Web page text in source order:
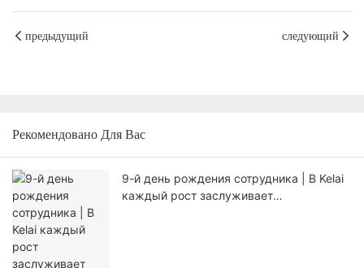
предыдущий следующий
Рекомендовано Для Вас
9-й день рождения сотрудника | В Kelai
каждый рост заслуживает